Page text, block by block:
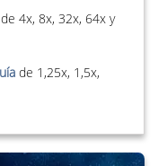
de 4x, 8x, 32x, 64x y
de 1,25x, 1,5x,